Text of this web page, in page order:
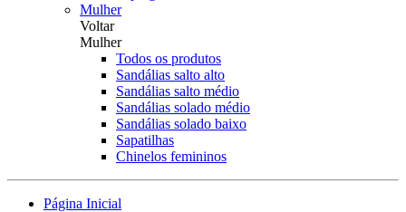
Mulher
Voltar
Mulher
Todos os produtos
Sandálias salto alto
Sandálias salto médio
Sandálias solado médio
Sandálias solado baixo
Sapatilhas
Chinelos femininos
Página Inicial